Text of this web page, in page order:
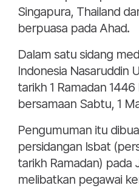
Singapura, Thailand
berpuasa pada Ahad.
Dalam satu sidang
Indonesia Nasaruddin
tarikh 1 Ramadan 1446
bersamaan Sabtu, 1
Pengumuman itu
persidangan Isbat
tarikh Ramadan) pada
melibatkan pegawai